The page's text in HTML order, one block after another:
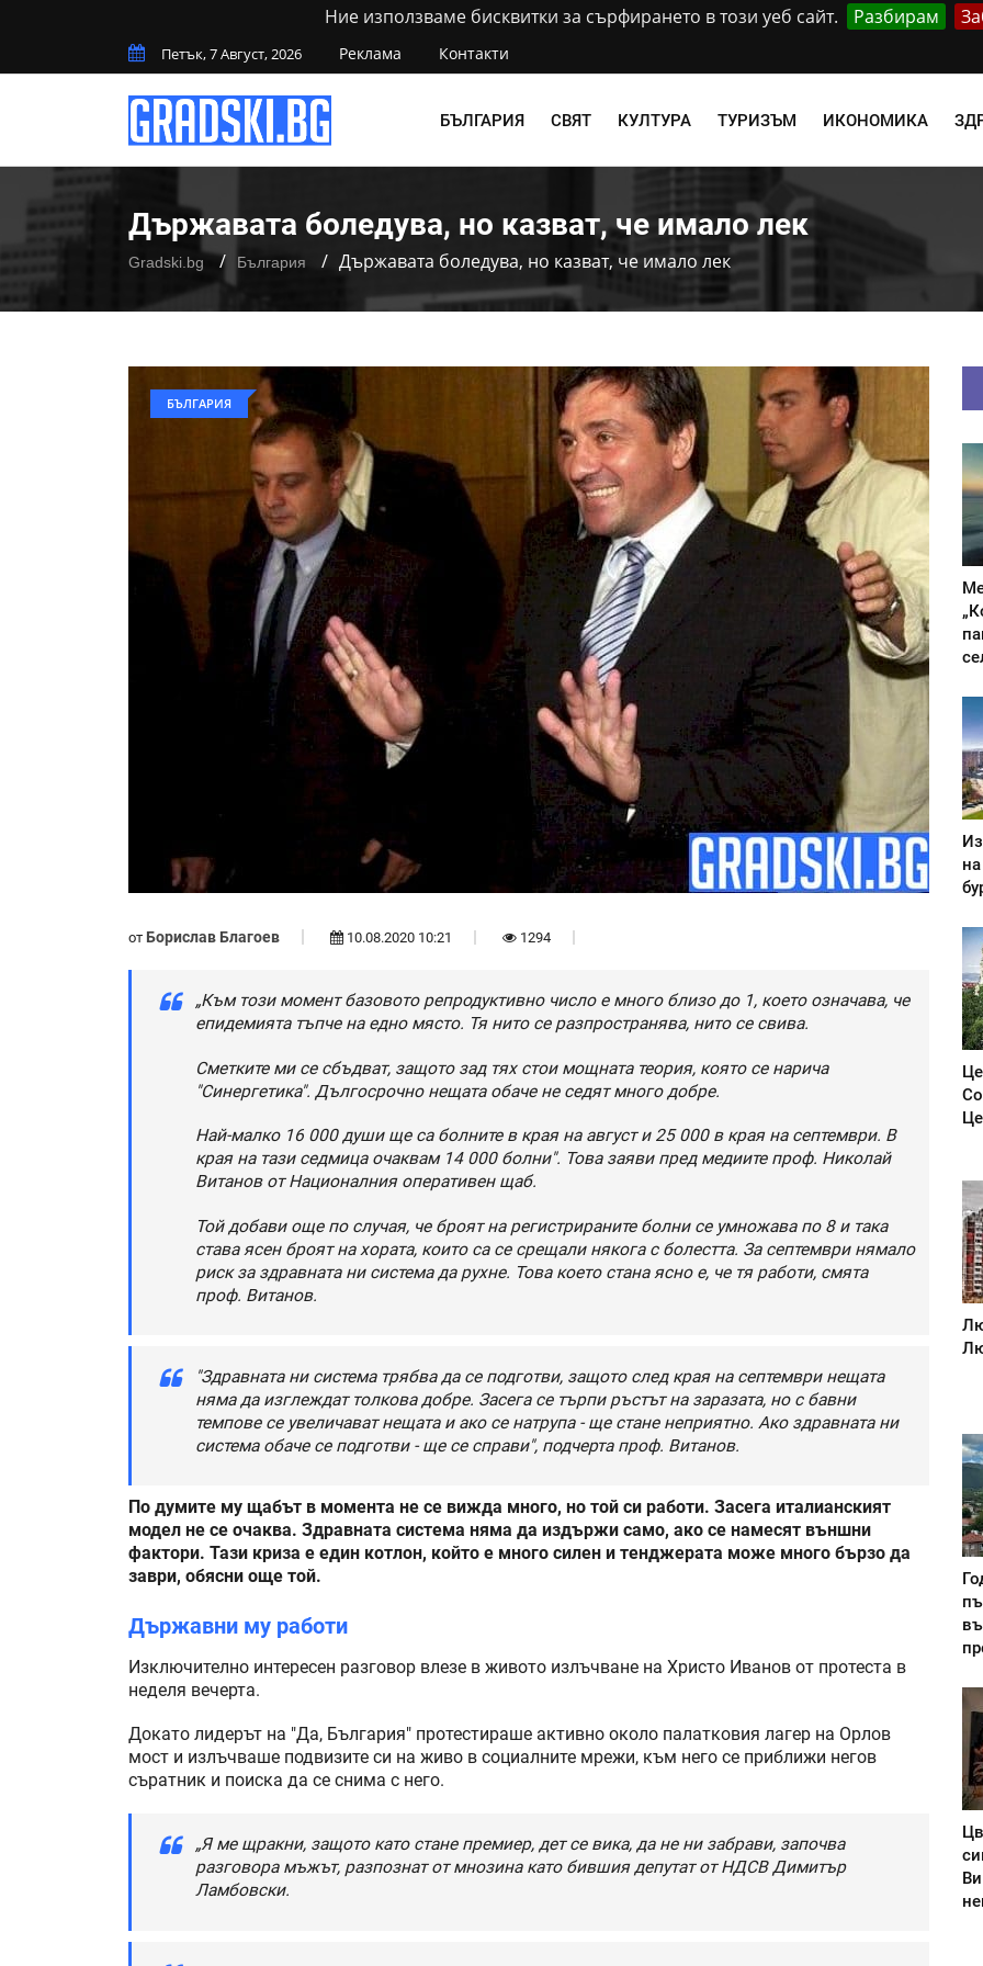
Ние използваме бисквитки за сърфирането в този уеб сайт. Разбирам
Петък, 7 Август, 2026 Реклама Контакти
БЪЛГАРИЯ СВЯТ КУЛТУРА ТУРИЗЪМ ИКОНОМИКА
Държавата боледува, но казват, че имало лек
Gradski.bg България Държавата боледува, но казват, че имало лек
БЪЛГАРИЯ
от Борислав Благоев 10.08.2020 10:21 1294
„Към този момент базовото репродуктивно число е много близо до 1, което означава, че
епидемията тъпче на едно място. Тя нито се разпространява, нито се свива.
Сметките ми се сбъдват, защото зад тях стои мощната теория, която се нарича
"Синергетика". Дългосрочно нещата обаче не седят много добре.
Най-малко 16 000 души ще са болните в края на август и 25 000 в края на септември. В
края на тази седмица очаквам 14 000 болни". Това заяви пред медиите проф. Николай
Витанов от Националния оперативен щаб.
Той добави още по случая, че броят на регистрираните болни се умножава по 8 и така
става ясен броят на хората, които са се срещали някога с болестта. За септември нямало
риск за здравната ни система да рухне. Това което стана ясно е, че тя работи, смята
проф. Витанов.
"Здравната ни система трябва да се подготви, защото след края на септември нещата
няма да изглеждат толкова добре. Засега се търпи ръстът на заразата, но с бавни
темпове се увеличават нещата и ако се натрупа - ще стане неприятно. Ако здравната ни
система обаче се подготви - ще се справи", подчерта проф. Витанов.
По думите му щабът в момента не се вижда много, но той си работи. Засега италианският
модел не се очаква. Здравната система няма да издържи само, ако се намесят външни
фактори. Тази криза е един котлон, който е много силен и тенджерата може много бързо да
заври, обясни още той.
Държавни му работи
Изключително интересен разговор влезе в живото излъчване на Христо Иванов от протеста в
неделя вечерта.
Докато лидерът на "Да, България" протестираше активно около палатковия лагер на Орлов
мост и излъчваше подвизите си на живо в социалните мрежи, към него се приближи негов
съратник и поиска да се снима с него.
„Я ме щракни, защото като стане премиер, дет се вика, да не ни забрави, започва
разговора мъжът, разпознат от мнозина като бившия депутат от НДСВ Димитър
Ламбовски.